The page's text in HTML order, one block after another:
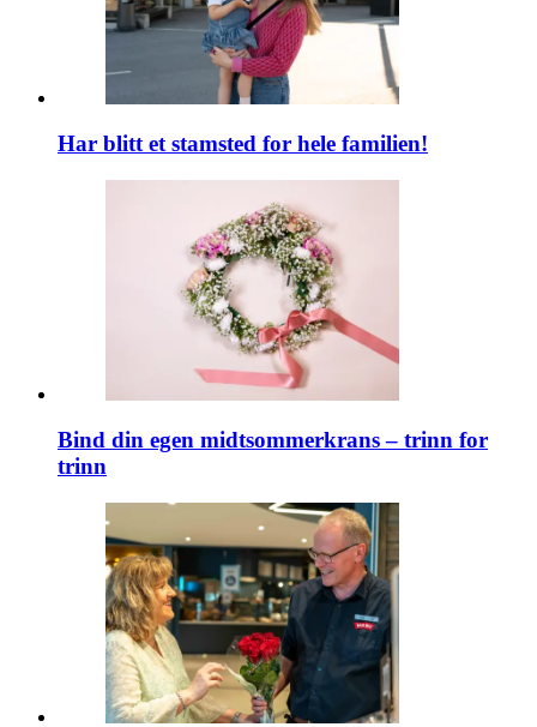
Har blitt et stamsted for hele familien!
Bind din egen midtsommerkrans – trinn for
trinn